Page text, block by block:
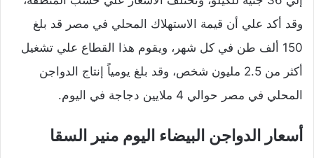
وقد أكد علي أن قيمة الاستهلاك المحلي في مصر قد بلغ
150 ألف طن في كل شهر، ويقوم هذا القطاع علي تشغيل
أكثر من 2.5 مليون شخص، وقد بلغ يومياً إنتاج الدواجن
المحلي في مصر حوالي 4 ملايين دجاجة في اليوم.
أسعار الدواجن البيضاء اليوم منير السقا